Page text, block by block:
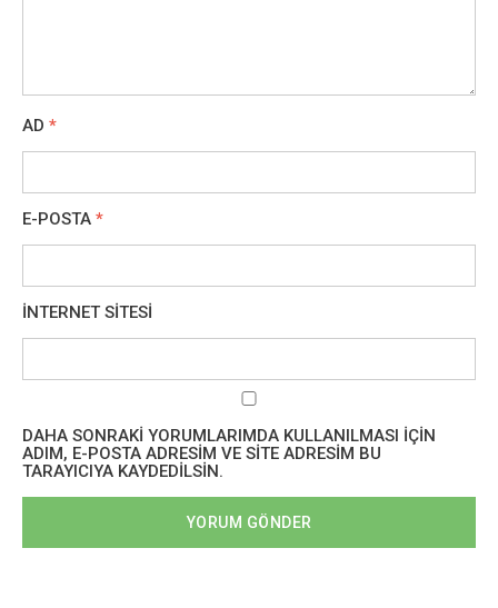
AD *
E-POSTA *
İNTERNET SITESI
DAHA SONRAKI YORUMLARIMDA KULLANILMASI IÇIN
ADIM, E-POSTA ADRESIM VE SITE ADRESIM BU
TARAYICIYA KAYDEDILSIN.